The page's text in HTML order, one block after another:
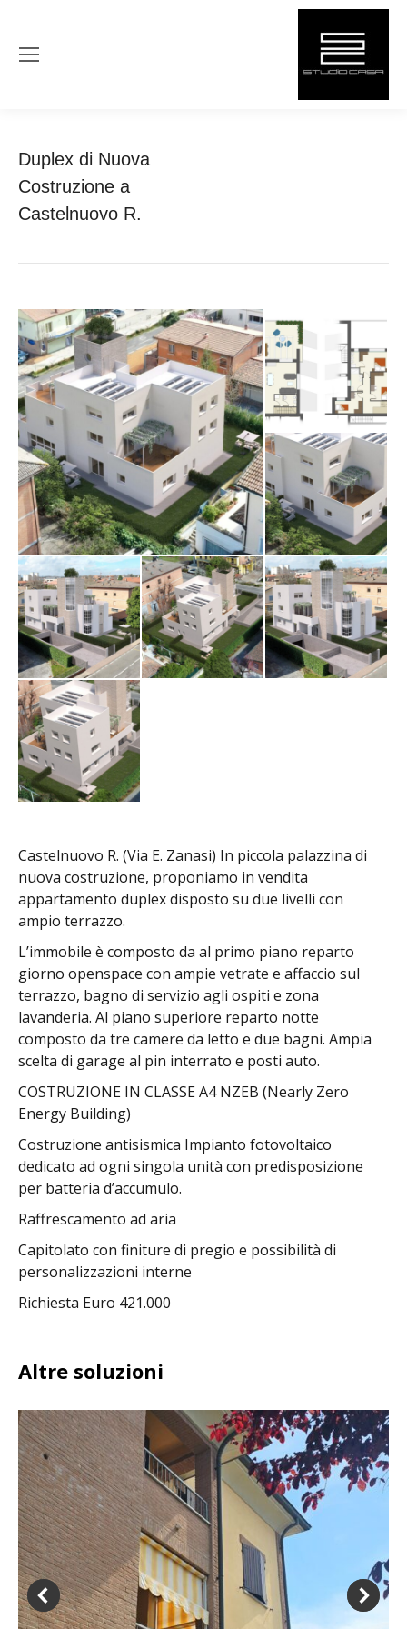
Duplex di Nuova
Costruzione a
Castelnuovo R.
Castelnuovo R. (Via E. Zanasi) In piccola palazzina di
nuova costruzione, proponiamo in vendita
appartamento duplex disposto su due livelli con
ampio terrazzo.
L’immobile è composto da al primo piano reparto
giorno openspace con ampie vetrate e affaccio sul
terrazzo, bagno di servizio agli ospiti e zona
lavanderia. Al piano superiore reparto notte
composto da tre camere da letto e due bagni. Ampia
scelta di garage al pin interrato e posti auto.
COSTRUZIONE IN CLASSE A4 NZEB (Nearly Zero
Energy Building)
Costruzione antisismica Impianto fotovoltaico
dedicato ad ogni singola unità con predisposizione
per batteria d’accumulo.
Raffrescamento ad aria
Capitolato con finiture di pregio e possibilità di
personalizzazioni interne
Richiesta Euro 421.000
Altre soluzioni